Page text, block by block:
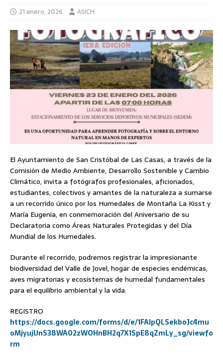
21 enero, 2026 ASICH
El Ayuntamiento de San Cristóbal de Las Casas, a través de la
Comisión de Medio Ambiente, Desarrollo Sostenible y Cambio
Climático, invita a fotógrafos profesionales, aficionados,
estudiantes, colectivos y amantes de la naturaleza a sumarse
a un recorrido único por los Humedales de Montaña La Kisst y
María Eugenia, en conmemoración del Aniversario de su
Declaratoria como Áreas Naturales Protegidas y del Día
Mundial de los Humedales.
Durante el recorrido, podremos registrar la impresionante
biodiversidad del Valle de Jovel, hogar de especies endémicas,
aves migratorias y ecosistemas de humedal fundamentales
para el equilibrio ambiental y la vida.
REGISTRO
https://docs.google.com/forms/d/e/1FAIpQLSekboJc4mu
oMjyujUnS38WA02zWOHnBH2q7X1SpE8qZmLy_sg/viewfo
rm